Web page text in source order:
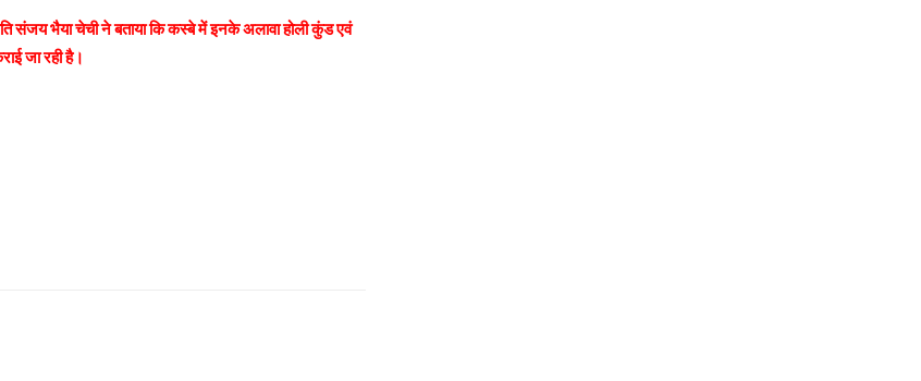
संजय भैया चेची ने बताया कि कस्बे में इनके अलावा होली कुंड एवं
जा रही है।